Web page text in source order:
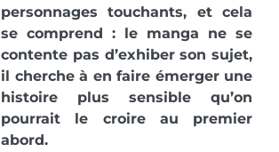
personnages touchants, et cela
se comprend : le manga ne se
contente pas d’exhiber son sujet,
il cherche à en faire émerger une
histoire plus sensible qu’on
pourrait le croire au premier
abord.